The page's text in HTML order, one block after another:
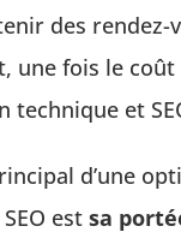
des rendez-
une fois le coût
technique et
d’une
estsa